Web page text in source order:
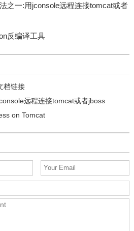
之一:用jconsole远程连接tomcat或者
反编译工具
档链接
远程连接tomcat或者jboss
on Tomcat